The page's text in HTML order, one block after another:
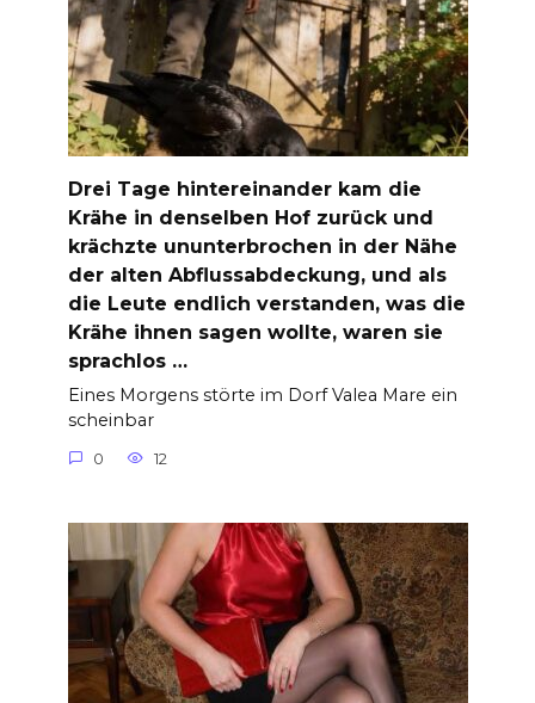
Drei Tage hintereinander kam die
Krähe in denselben Hof zurück und
krächzte ununterbrochen in der Nähe
der alten Abflussabdeckung, und als
die Leute endlich verstanden, was die
Krähe ihnen sagen wollte, waren sie
sprachlos …
Eines Morgens störte im Dorf Valea Mare ein
scheinbar
0 12